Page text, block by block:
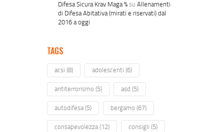
Difesa Sicura Krav Maga %suAllenamenti
di Difesa Abitativa (mirati e riservati) dal
2016 a oggi
TAGS
acsi (8) adolescenti (6)
antiterrorismo (5) asd (5)
autodifesa(5) bergamo (67)
consapevolezza(12) consigli (5)